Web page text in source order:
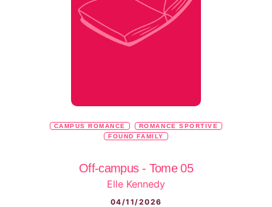
CAMPUS ROMANCE
ROMANCE SPORTIVE
FOUND FAMILY
Off-campus - Tome 05
Elle Kennedy
04/11/2026